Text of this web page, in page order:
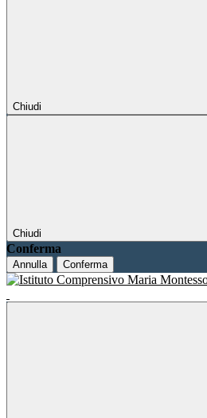
Chiudi
Chiudi
Conferma
Annulla Conferma